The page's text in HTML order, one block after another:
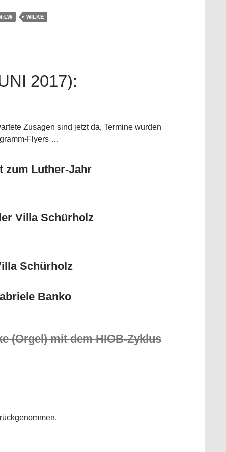
WILKE
2017):
Zusagen sind jetzt da, Termine wurden
Flyers …
zum Luther-Jahr
Villa Schürholz
Schürholz
Banko
(Orgel) mit dem HIOB-Zyklus